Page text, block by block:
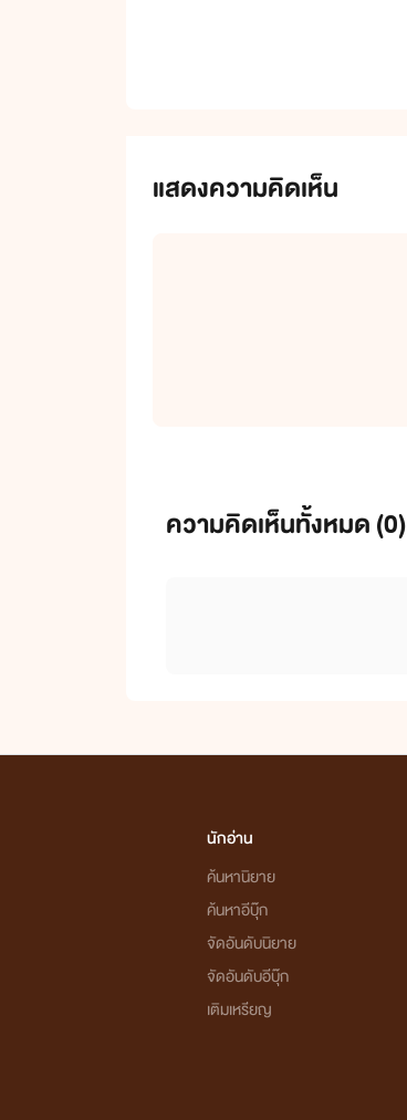
แสดงความคิดเห็น
ความคิดเห็นทั้งหมด (0)
นักอ่าน
ค้นหานิยาย
ค้นหาอีบุ๊ก
จัดอันดับนิยาย
จัดอันดับอีบุ๊ก
เติมเหรียญ